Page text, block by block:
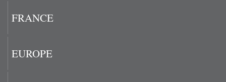
FRANCE
EUROPE